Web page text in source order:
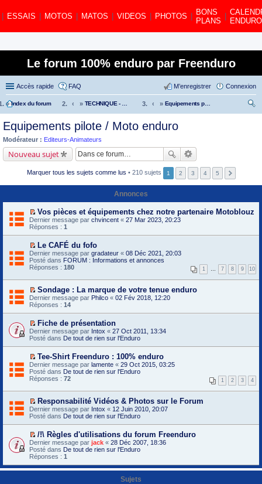
ESSAIS MOTOS MATOS VIDEOS PHOTOS
BONS
PLANS
ENDURO
Le forum 100% enduro par Freenduro
Accès rapide FAQ Connexion
M’enregistrer
»Index du forum » » Equipements pilote / Moto enduro
Equipements pilote / Moto enduro
Modérateur : Editeurs-Animateurs
Nouveau sujet
Marquer tous les sujets comme lus • 210 sujets 1 2 3 4 5
Annonces
V
o
e
p
r
m
e
r
m
s
s
a
o
n
l
Vos pièces et équipements chez notre partenaire Motoblouz
Dernier message par chvincent « 27 Mar 2023, 20:23
Réponses : 1
V
o
i
r
l
e
p
r
e
m
e
r
m
s
s
a
g
n
o
n
l
u
Le CAFÉ du fofo
Dernier message par gradateur « 08 Déc 2021, 20:03
Posté dans FORUM : Informations et annonces
Réponses : 180 1 7 8 9 10
V
o
e
p
r
e
m
i
e
r
s
s
a
n
o
n
l
u
Sondage : La marque de votre tenue enduro
Dernier message par Philco « 02 Fév 2018, 12:20
Réponses : 14
V
o
e
p
r
m
e
r
m
s
s
a
g
n
Fiche de présentation
Dernier message par Intox « 27 Oct 2011, 13:34
Posté dans De tout de rien sur l'Enduro
V
o
i
r
l
e
p
r
e
m
e
r
m
e
s
Tee-Shirt Freenduro : 100% enduro
Dernier message par lamente « 29 Oct 2015, 03:25
Posté dans De tout de rien sur l'Enduro
Réponses : 72 1 2 3 4
V
o
e
p
r
e
m
Responsabilité Vidéos & Photos sur le Forum
Dernier message par Intox « 12 Juin 2010, 20:07
Posté dans De tout de rien sur l'Enduro
V
o
i
r
l
/!\ Règles d'utilisations du forum Freenduro
Dernier message par jack « 28 Déc 2007, 18:36
Posté dans De tout de rien sur l'Enduro
Réponses : 1
Sujets